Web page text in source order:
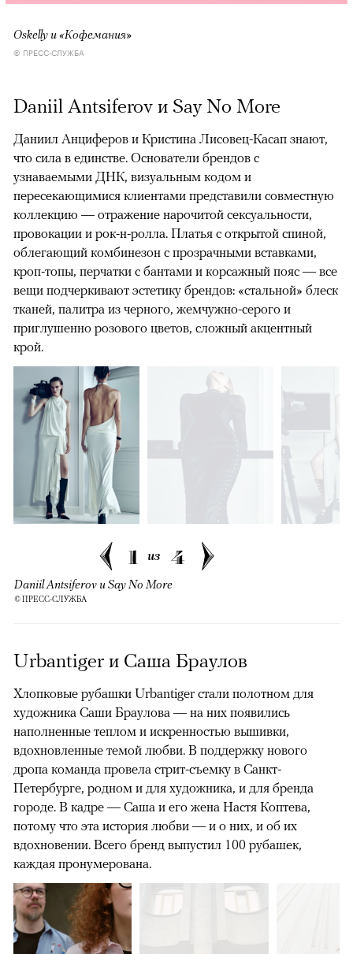
Oskelly и «Кофемания»
© ПРЕСС-СЛУЖБА
Daniil Antsiferov и Say No More
Даниил Анциферов и Кристина Лисовец-Касап знают,
что сила в единстве. Основатели брендов с
узнаваемыми ДНК, визуальным кодом и
пересекающимися клиентами представили совместную
коллекцию — отражение нарочитой сексуальности,
провокации и рок-н-ролла. Платья с открытой спиной,
облегающий комбинезон с прозрачными вставками,
кроп-топы, перчатки с бантами и корсажный пояс — все
вещи подчеркивают эстетику брендов: «стальной» блеск
тканей, палитра из черного, жемчужно-серого и
приглушенно розового цветов, сложный акцентный
крой.
1 из 4
Daniil Antsiferov и Say No More
© ПРЕСС-СЛУЖБА
Urbantiger и Саша Браулов
Хлопковые рубашки Urbantiger стали полотном для
художника Саши Браулова — на них появились
наполненные теплом и искренностью вышивки,
вдохновленные темой любви. В поддержку нового
дропа команда провела стрит-съемку в Санкт-
Петербурге, родном и для художника, и для бренда
городе. В кадре — Саша и его жена Настя Коптева,
потому что эта история любви — и о них, и об их
вдохновении. Всего бренд выпустил 100 рубашек,
каждая пронумерована.